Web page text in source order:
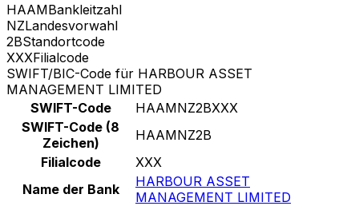
HAAMBankleitzahl
NZLandesvorwahl
2BStandortcode
XXXFilialcode
SWIFT/BIC-Code für HARBOUR ASSET
MANAGEMENT LIMITED
SWIFT-Code
HAAMNZ2BXXX
SWIFT-Code (8
Zeichen)
HAAMNZ2B
Filialcode
XXX
Name der Bank
HARBOUR ASSET
MANAGEMENT LIMITED